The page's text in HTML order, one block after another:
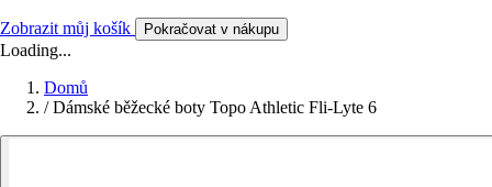
Zobrazit můj košík Pokračovat v nákupu
Loading...
Domů
/ Dámské běžecké boty Topo Athletic Fli-Lyte 6